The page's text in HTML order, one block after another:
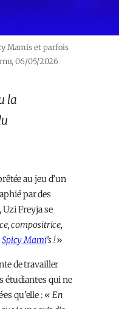
Mamis et parfois
06/05/2026
la
au jeu d’un
par des
Freyja se
compositrice,
Spicy Mami’s !»
de travailler
étudiant·es qui ne
qu’elle : « En